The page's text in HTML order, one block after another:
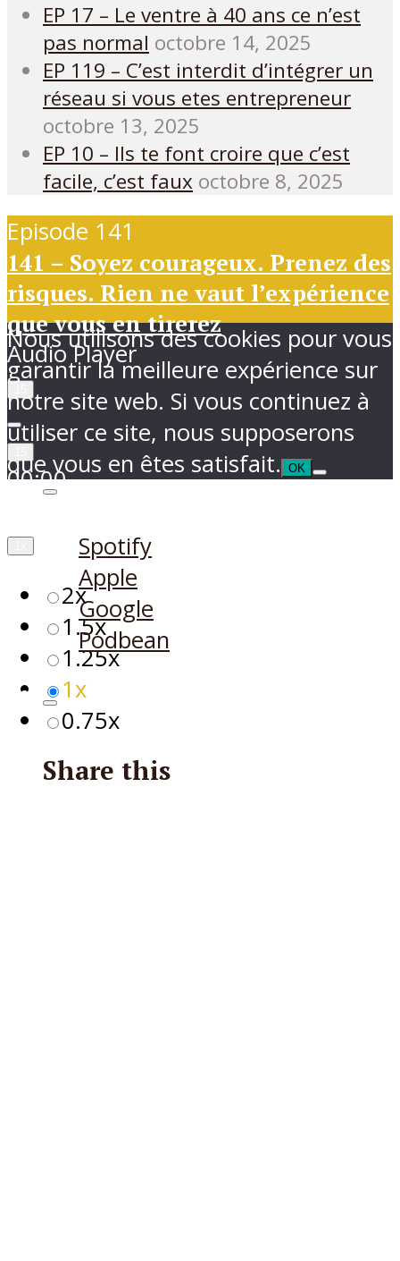
EP 17 – Le ventre à 40 ans ce n’est
pas normal octobre 14, 2025
EP 119 – C’est interdit d’intégrer un
réseau si vous etes entrepreneur
octobre 13, 2025
EP 10 – Ils te font croire que c’est
facile, c’est faux octobre 8, 2025
Episode 141
141 – Soyez courageux. Prenez des
risques. Rien ne vaut l’expérience
que vous en tirerez
Audio Player
00:00
2x
1.5x
1.25x
1x
0.75x
Spotify
Apple
Google
Podbean
Share this
Nous utilisons des cookies pour vous
garantir la meilleure expérience sur
notre site web. Si vous continuez à
utiliser ce site, nous supposerons
que vous en êtes satisfait.
OK